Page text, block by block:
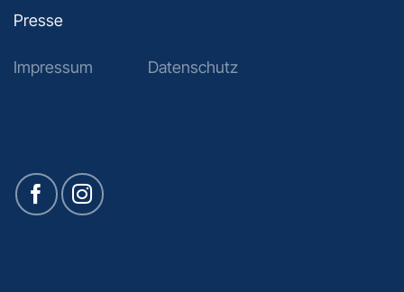
Presse
Impressum Datenschutz